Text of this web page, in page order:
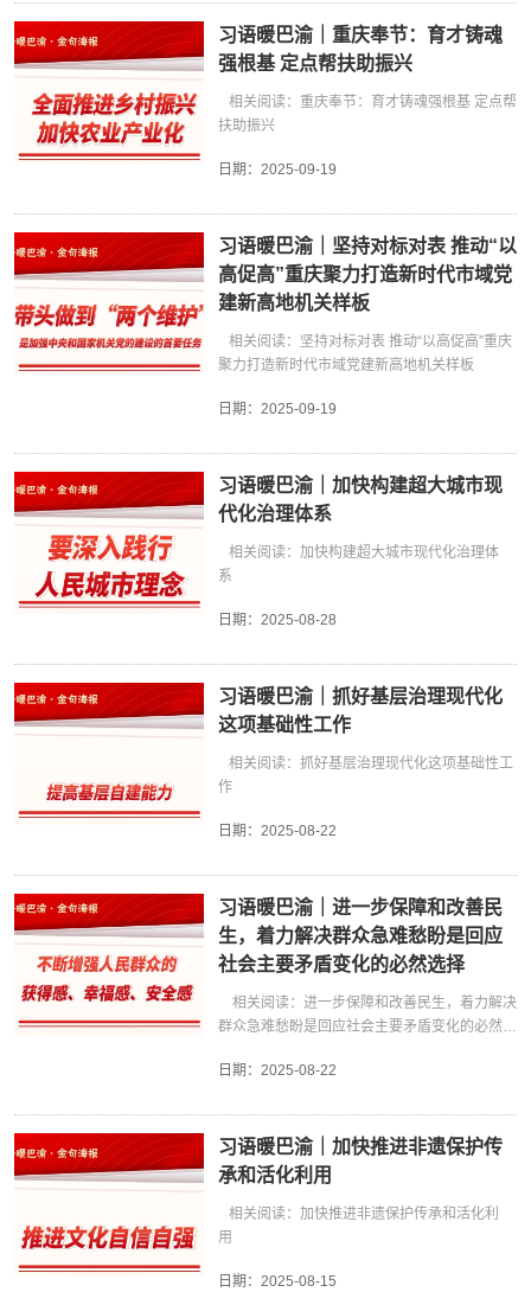
习语暖巴渝｜重庆奉节：育才铸魂
强根基 定点帮扶助振兴
相关阅读：重庆奉节：育才铸魂强根基 定点帮
扶助振兴
日期： 2025-09-19
习语暖巴渝｜坚持对标对表 推动“以
高促高”重庆聚力打造新时代市域党
建新高地机关样板
相关阅读：坚持对标对表 推动“以高促高”重庆
聚力打造新时代市域党建新高地机关样板
日期： 2025-09-19
习语暖巴渝｜加快构建超大城市现
代化治理体系
相关阅读：加快构建超大城市现代化治理体
系
日期： 2025-08-28
习语暖巴渝｜抓好基层治理现代化
这项基础性工作
相关阅读：抓好基层治理现代化这项基础性工
作
日期： 2025-08-22
习语暖巴渝｜进一步保障和改善民
生，着力解决群众急难愁盼是回应
社会主要矛盾变化的必然选择
相关阅读：进一步保障和改善民生，着力解决
群众急难愁盼是回应社会主要矛盾变化的必然选
日期： 2025-08-22
习语暖巴渝｜加快推进非遗保护传
承和活化利用
相关阅读：加快推进非遗保护传承和活化利
用
日期： 2025-08-15